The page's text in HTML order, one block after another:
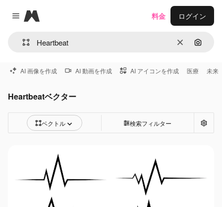
Close menu
Magnific
消去 画像で
料金 ログイン
AI 画像を作成 AI 動画を作成 AI アイコンを作成 医療 未来
Heartbeatベクター
ベクトル 検索フィルター